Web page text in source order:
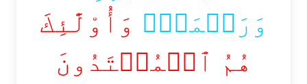
وَرَحۡمَةٞۖ وَأُوْلَٰٓئِكَ
هُمُ ٱلۡمُهۡتَدُونَ